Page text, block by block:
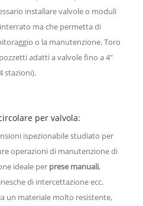
installare valvole o moduli
ma che permetta di
o la manutenzione. Toro
adatti a valvole fino a 4"
stazioni).
per valvola:
ispezionabile studiato per
operazioni di manutenzione di
ideale per prese manuali,
di intercettazione ecc.
un materiale molto resistente,